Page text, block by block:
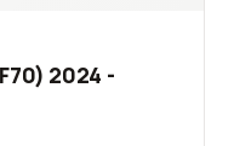
2024 -